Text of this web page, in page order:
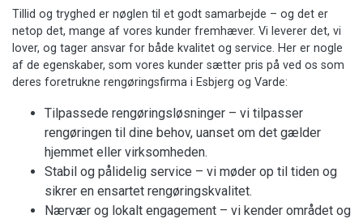
Tillid og tryghed er nøglen til et godt samarbejde – og det er
netop det, mange af vores kunder fremhæver. Vi leverer det, vi
lover, og tager ansvar for både kvalitet og service. Her er nogle
af de egenskaber, som vores kunder sætter pris på ved os som
deres foretrukne rengøringsfirma i Esbjerg og Varde:
Tilpassede rengøringsløsninger – vi tilpasser
rengøringen til dine behov, uanset om det gælder
hjemmet eller virksomheden.
Stabil og pålidelig service – vi møder op til tiden og
sikrer en ensartet rengøringskvalitet.
Nærvær og lokalt engagement – vi kender området og